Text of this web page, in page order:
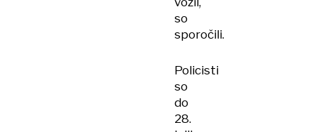
so
sporočili.
Policisti
so
do
28.